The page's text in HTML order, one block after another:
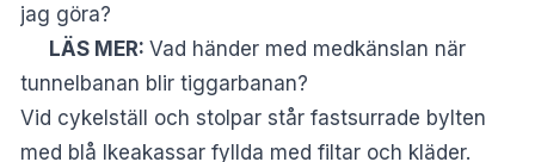
jag göra?
LÄS MER: Vad händer med medkänslan när
tunnelbanan blir tiggarbanan?
Vid cykelställ och stolpar står fastsurrade bylten
med blå Ikeakassar fyllda med filtar och kläder.